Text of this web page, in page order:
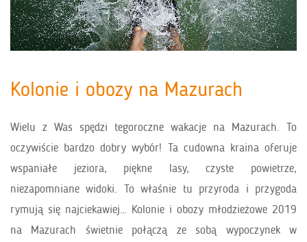
Kolonie i obozy na Mazurach
Wielu z Was spędzi tegoroczne wakacje na Mazurach. To
oczywiście bardzo dobry wybór! Ta cudowna kraina oferuje
wspaniałe jeziora, piękne lasy, czyste powietrze,
niezapomniane widoki. To właśnie tu przyroda i przygoda
rymują się najciekawiej… Kolonie i obozy młodzieżowe 2019
na Mazurach świetnie połączą ze sobą wypoczynek w